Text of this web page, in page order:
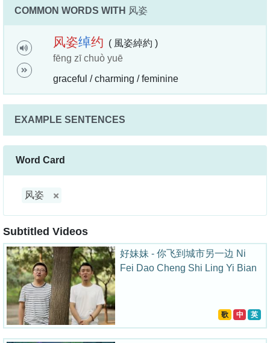
COMMON WORDS WITH 风姿
风姿绰约 ( 風姿綽約 )
fēng zī chuò yuē
graceful / charming / feminine
EXAMPLE SENTENCES
Word Card
风姿
Subtitled Videos
好妹妹 - 你飞到城市另一边 Ni
Fei Dao Cheng Shi Ling Yi Bian
歌 中 英